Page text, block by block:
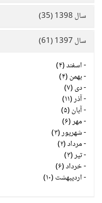
سال 1398 (35)
سال 1397 (61)
-اسفند (۴)
-بهمن (۴)
-دی (۷)
-آذر (۱۱)
-آبان (۵)
-مهر (۶)
-شهریور (۳)
-مرداد (۲)
-تیر (۳)
-خرداد (۶)
-اردیبهشت (۱۰)